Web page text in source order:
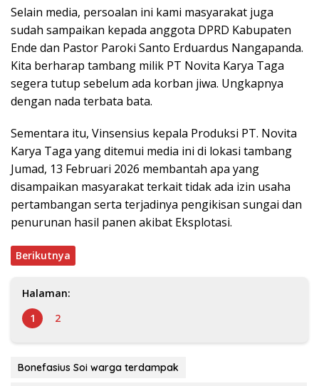
Selain media, persoalan ini kami masyarakat juga
sudah sampaikan kepada anggota DPRD Kabupaten
Ende dan Pastor Paroki Santo Erduardus Nangapanda.
Kita berharap tambang milik PT Novita Karya Taga
segera tutup sebelum ada korban jiwa. Ungkapnya
dengan nada terbata bata.
Sementara itu, Vinsensius kepala Produksi PT. Novita
Karya Taga yang ditemui media ini di lokasi tambang
Jumad, 13 Februari 2026 membantah apa yang
disampaikan masyarakat terkait tidak ada izin usaha
pertambangan serta terjadinya pengikisan sungai dan
penurunan hasil panen akibat Eksplotasi.
Berikutnya
Halaman:
1
2
Bonefasius Soi warga terdampak